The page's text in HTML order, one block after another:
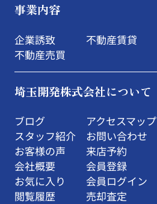
事業内容
企業誘致
不動産売買
不動産賃貸
埼玉開発株式会社について
ブログ
スタッフ紹介
お客様の声
会社概要
お気に入り
閲覧履歴
アクセスマップ
お問い合わせ
来店予約
会員登録
会員ログイン
売却査定